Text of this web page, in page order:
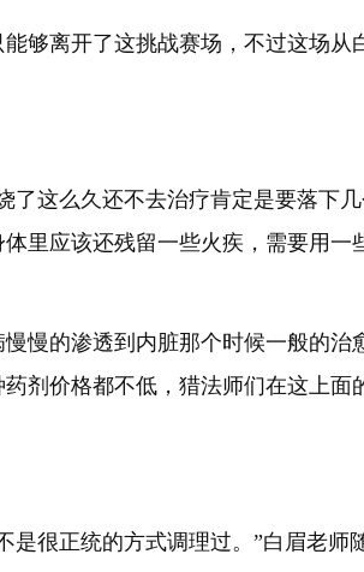
够离开了这挑战赛场，不过这场从
了这么久还不去治疗肯定是要落下
里应该还残留一些火疾，需要用一
慢的渗透到内脏那个时候一般的治
剂价格都不低，猎法师们在这上面
很正统的方式调理过。”白眉老师